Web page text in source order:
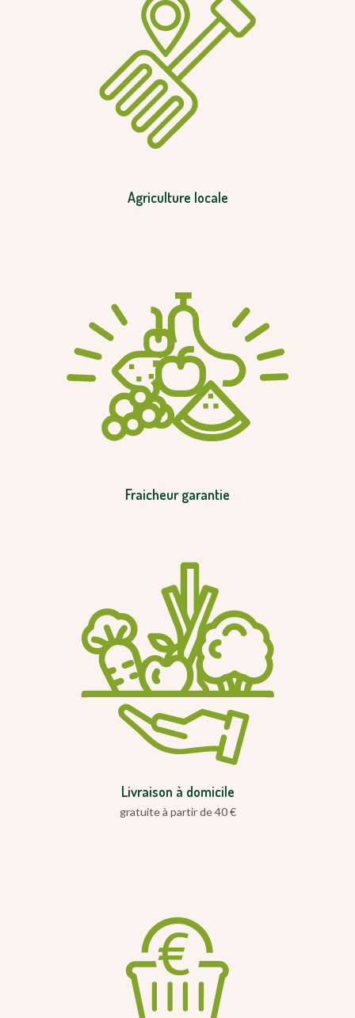
Agriculture locale
Fraicheur garantie
Livraison à domicile
gratuite à partir de 40 €